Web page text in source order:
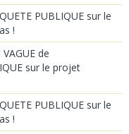
PUBLIQUE sur le
!
de
sur le projet
PUBLIQUE sur le
!